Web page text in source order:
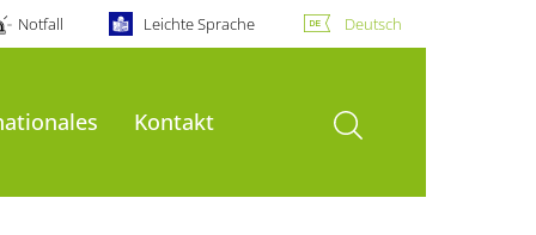
Notfall Leichte Sprache Deutsch
Kontakt Suche öffnen